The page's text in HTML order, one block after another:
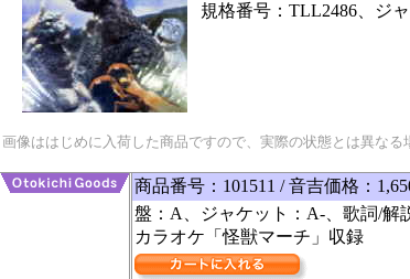
規格番号：TLL2486、ジ
画像ははじめに入荷した商品ですので、実際の状態とは異なる
商品番号：101511 / 音吉価格：
盤：A、ジャケット：A-、歌詞/解
カラオケ「怪獣マーチ」収録